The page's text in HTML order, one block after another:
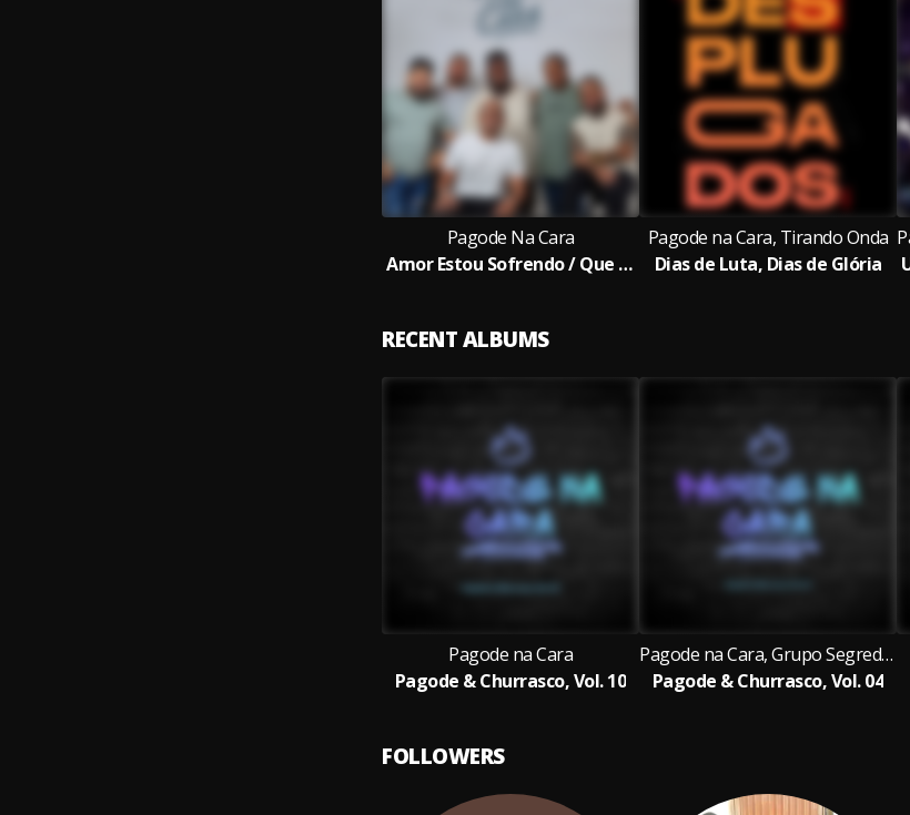
Pagode Na Cara
Amor Estou Sofrendo / Que Nem Ioiô / Pago pra Ver / Cadê Meu Amor / Agora Viu Que Perdeu e Chora / Alma Boemia / Amor e Festança Ao Vivo
Pagode na Cara, Tirando Onda
Dias de Luta, Dias de Glória
RECENT ALBUMS
Pagode na Cara
Pagode & Churrasco, Vol. 10
Pagode na Cara, Grupo Segredo Sensual & Grupo Quem Me Dera
Pagode & Churrasco, Vol. 04
FOLLOWERS